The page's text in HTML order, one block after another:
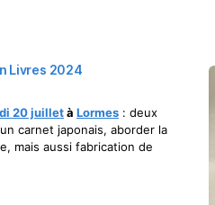
Livres 2024
20 juilletà Lormes : deux
carnet japonais, aborder la
mais aussi fabrication de